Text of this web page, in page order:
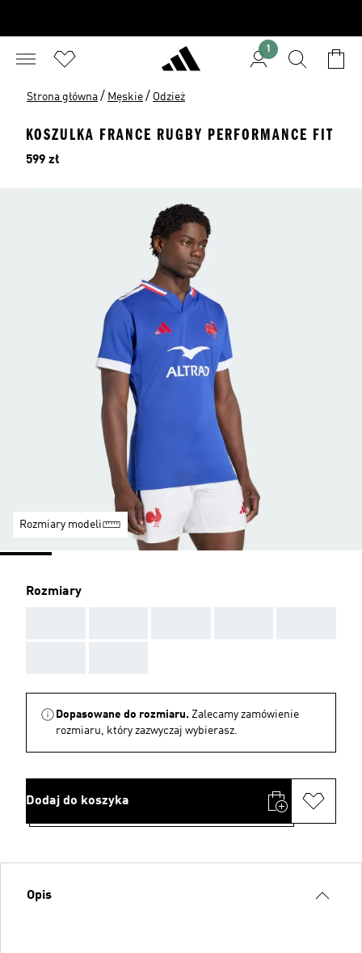
1
Strona główna / Męskie / Odzież
KOSZULKA FRANCE RUGBY PERFORMANCE FIT
Cena
599 zł
Rozmiary modeli
Rozmiary
Dopasowane do rozmiaru. Zalecamy zamówienie
rozmiaru, który zazwyczaj wybierasz.
Dodaj do koszyka
Opis